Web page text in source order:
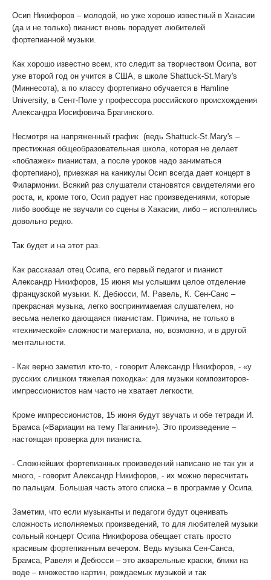
Осип Никифоров – молодой, но уже хорошо известный в Хакасии
(да и не только) пианист вновь порадует любителей
фортепианной музыки.
Как хорошо известно всем, кто следит за творчеством Осипа, вот
уже второй год он учится в США, в школе Shattuck-St.Mary's
(Миннесота), а по классу фортепиано обучается в Hamline
University, в Сент-Поле у профессора российского происхождения
Александра Иосифовича Брагинского.
Несмотря на напряженный график (ведь Shattuck-St.Mary's –
престижная общеобразовательная школа, которая не делает
«поблажек» пианистам, а после уроков надо заниматься
фортепиано), приезжая на каникулы Осип всегда дает концерт в
Филармонии. Всякий раз слушатели становятся свидетелями его
роста, и, кроме того, Осип радует нас произведениями, которые
либо вообще не звучали со сцены в Хакасии, либо – исполнялись
довольно редко.
Так будет и на этот раз.
Как рассказал отец Осипа, его первый педагог и пианист
Александр Никифоров, 15 июня мы услышим целое отделение
французской музыки. К. Дебюсси, М. Равель, К. Сен-Санс –
прекрасная музыка, легко воспринимаемая слушателем, но
весьма нелегко дающаяся пианистам. Причина, не только в
«технической» сложности материала, но, возможно, и в другой
ментальности.
- Как верно заметил кто-то, - говорит Александр Никифоров, - «у
русских слишком тяжелая походка»: для музыки композиторов-
импрессионистов нам часто не хватает легкости.
Кроме импрессионистов, 15 июня будут звучать и обе тетради И.
Брамса («Вариации на тему Паганини»). Это произведение –
настоящая проверка для пианиста.
- Сложнейших фортепианных произведений написано не так уж и
много, - говорит Александр Никифоров, - их можно пересчитать
по пальцам. Большая часть этого списка – в программе у Осипа.
Заметим, что если музыканты и педагоги будут оценивать
сложность исполняемых произведений, то для любителей музыки
сольный концерт Осипа Никифорова обещает стать просто
красивым фортепианным вечером. Ведь музыка Сен-Санса,
Брамса, Равеля и Дебюсси – это акварельные краски, блики на
воде – множество картин, рождаемых музыкой и так